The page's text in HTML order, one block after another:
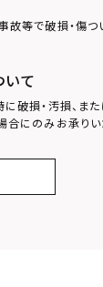
故等で破損・傷つ
いて
破損・汚損、ま
合にのみお承りい